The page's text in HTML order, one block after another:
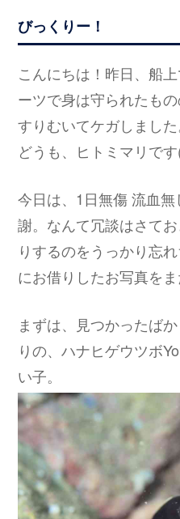
びっくりー！
こんにちは！昨日、船
ーツで身は守られたも
すりむいてケガしまし
どうも、ヒトミマリで
今日は、1日無傷 流血
謝。なんて冗談はさて
りするのをうっかり忘
にお借りしたお写真をま
まずは、見つかったば
りの、ハナヒゲウツボ
い子。